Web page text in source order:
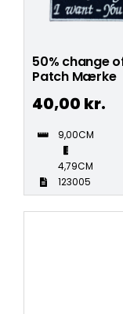
50% change
Patch Mærke
40,00 kr.
9,00CM
4,79CM
123005